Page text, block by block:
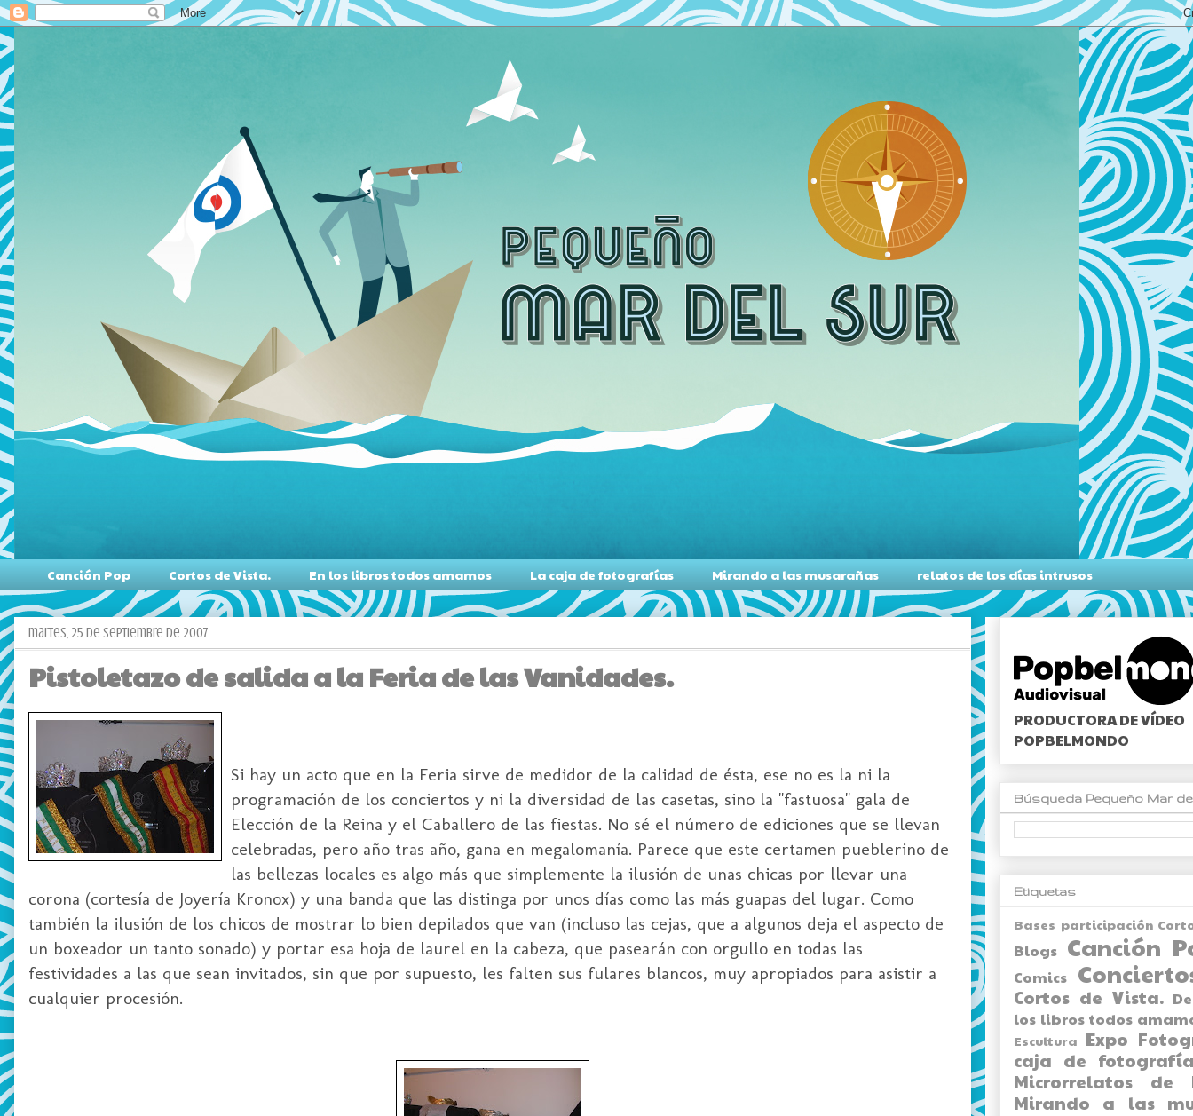
Canción Pop Cortos de Vista. En los libros todos amamos La caja de fotografías Mirando a las musarañas relatos de los días intrusos
martes, 25 de septiembre de 2007
Pistoletazo de salida a la Feria de las Vanidades.
Si hay un acto que en la Feria sirve de medidor de la calidad de ésta, ese no es la ni la
programación de los conciertos y ni la diversidad de las casetas, sino la "fastuosa" gala de
Elección de la Reina y el Caballero de las fiestas. No sé el número de ediciones que se llevan
celebradas, pero año tras año, gana en megalomanía. Parece que este certamen pueblerino de
las bellezas locales es algo más que simplemente la ilusión de unas chicas por llevar una
corona (cortesía de Joyería Kronox) y una banda que las distinga por unos días como las más guapas del lugar. Como
también la ilusión de los chicos de mostrar lo bien depilados que van (incluso las cejas, que a algunos deja el aspecto de
un boxeador un tanto sonado) y portar esa hoja de laurel en la cabeza, que pasearán con orgullo en todas las
festividades a las que sean invitados, sin que por supuesto, les falten sus fulares blancos, muy apropiados para asistir a
cualquier procesión.
PRODUCTORA DE VÍDEO
POPBELMONDO
Búsqueda Pequeño Mar
Etiquetas
Bases participación
Blogs Canción
Comics
Cortos de Vista.
los libros todos
Escultura Expo
caja de
Microrrelatos de
Mirando a las